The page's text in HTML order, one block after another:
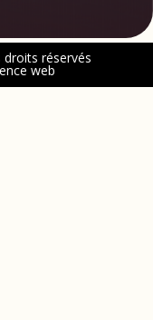
réservés
web